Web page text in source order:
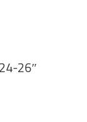
26″